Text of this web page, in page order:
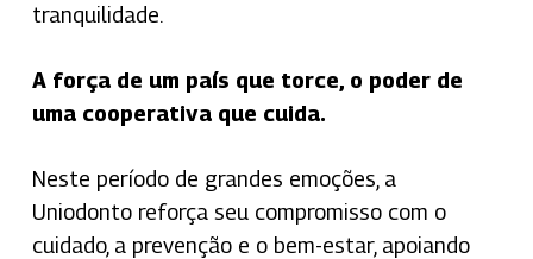
tranquilidade.
A força de um país que torce, o poder de
uma cooperativa que cuida.
Neste período de grandes emoções, a
Uniodonto reforça seu compromisso com o
cuidado, a prevenção e o bem-estar, apoiando